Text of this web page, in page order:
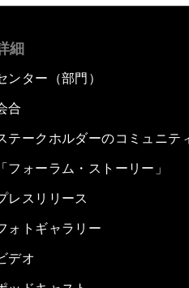
細
ンター（部門）
合
テークホルダーのコミュニテ
「フォーラム・ストーリー」
レスリリース
ォトギャラリー
デオ